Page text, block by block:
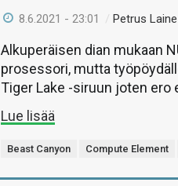
8.6.2021 - 23:01 /Petrus Laine
Alkuperäisen dian mukaan
prosessori, mutta
Tiger Lake -siruun joten ero
Lue lisää
Beast Canyon Compute Element